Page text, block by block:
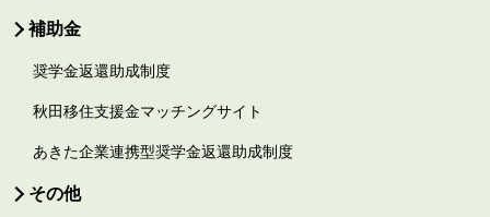
補助金
奨学金返還助成制度
秋田移住支援金マッチングサイト
あきた企業連携型奨学金返還助成制度
その他